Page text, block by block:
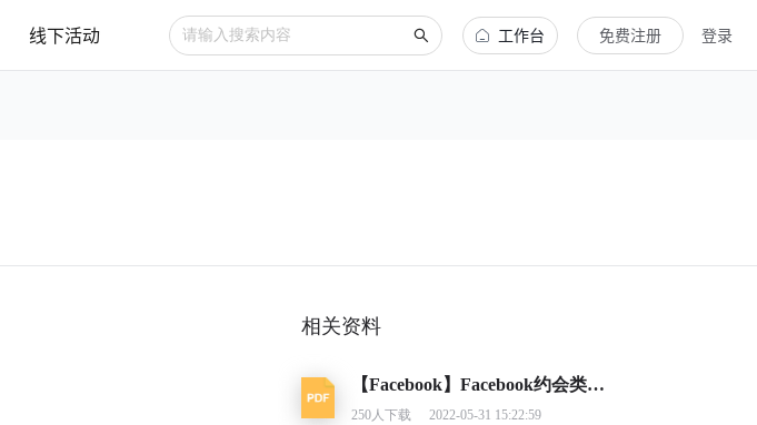
线下活动 工作台 免费注册 登录
相关资料
【Facebook】Facebook约会类应用营销指南
250人下载 2022-05-31 15:22:59